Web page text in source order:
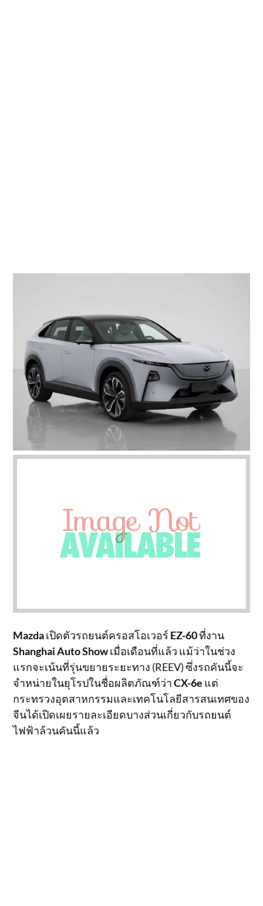
Mazdaเปิดตัวรถยนต์ครอสโอเวอร์ EZ-60ที่งาน
Shanghai Auto Showเมื่อเดือนที่แล้ว แม้ว่าในช่วง
แรกจะเน้นที่รุ่นขยายระยะทาง (REEV) ซึ่งรถคันนี้จะ
จำหน่ายในยุโรปในชื่อผลิตภัณฑ์ว่าCX-6e แต่
กระทรวงอุตสาหกรรมและเทคโนโลยีสารสนเทศของ
จีนได้เปิดเผยรายละเอียดบางส่วนเกี่ยวกับรถยนต์
ไฟฟ้าล้วนคันนี้แล้ว